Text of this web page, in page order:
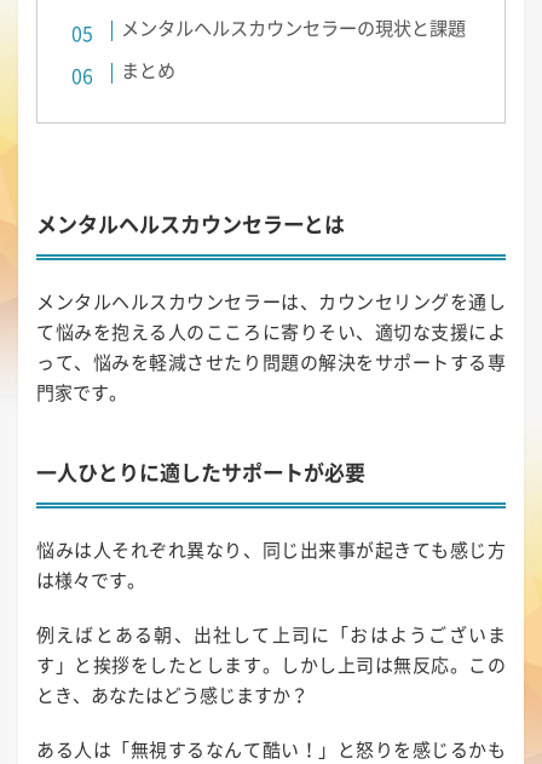
メンタルヘルスカウンセラーの現状と課題
まとめ
メンタルヘルスカウンセラーとは
メンタルヘルスカウンセラーは、カウンセリングを通し
て悩みを抱える人のこころに寄りそい、適切な支援によ
って、悩みを軽減させたり問題の解決をサポートする専
門家です。
一人ひとりに適したサポートが必要
悩みは人それぞれ異なり、同じ出来事が起きても感じ方
は様々です。
例えばとある朝、出社して上司に「おはようございま
す」と挨拶をしたとします。しかし上司は無反応。この
とき、あなたはどう感じますか？
ある人は「無視するなんて酷い！」と怒りを感じるかも